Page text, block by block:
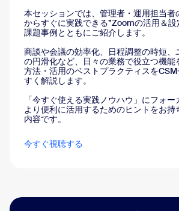
本セッションでは、管理者・運用担当者
からすぐに実践できる”Zoomの活用＆
課題事例とともにご紹介します。
商談や会議の効率化、日程調整の時短、
の円滑化など、日々の業務で役立つ機能
方法・活用のベストプラクティスを
すく解説します。
「今すぐ使える実践ノウハウ」にフォ
より便利に活用するためのヒントをお持
内容です。
今すぐ視聴する